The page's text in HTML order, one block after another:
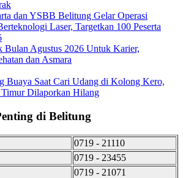
dan YSBB Belitung Gelar Operasi
Laser, Targetkan 100 Peserta
Bulan Agustus 2026 Untuk Karier,
dan Asmara
Buaya Saat Cari Udang di Kolong Kero,
Dilaporkan Hilang
di Belitung
0719 - 21110
0719 - 23455
0719 - 21071